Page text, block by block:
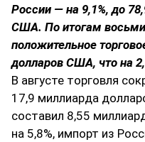
России — на 9,1%, до
США. По итогам
положительное
долларов США, что на
В августе торговля
17,9 миллиарда
составил 8,55
на 5,8%, импорт из